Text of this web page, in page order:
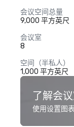
会议空间总量
9,000 平方英尺
会议室
8
空间（半私人）
1,000 平方英尺
了解会
使用设置图